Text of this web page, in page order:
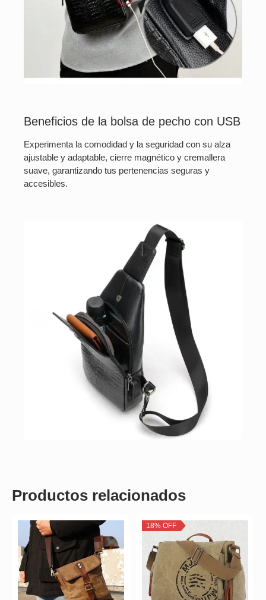
Beneficios de la bolsa de pecho con USB
Experimenta la comodidad y la seguridad con su alza
ajustable y adaptable, cierre magnético y cremallera
suave, garantizando tus pertenencias seguras y
accesibles.
Productos relacionados
18% OFF